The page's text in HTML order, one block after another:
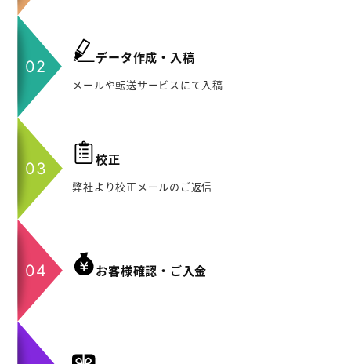
データ作成・入稿
メールや転送サービスにて入稿
校正
弊社より校正メールのご返信
お客様確認・ご入金